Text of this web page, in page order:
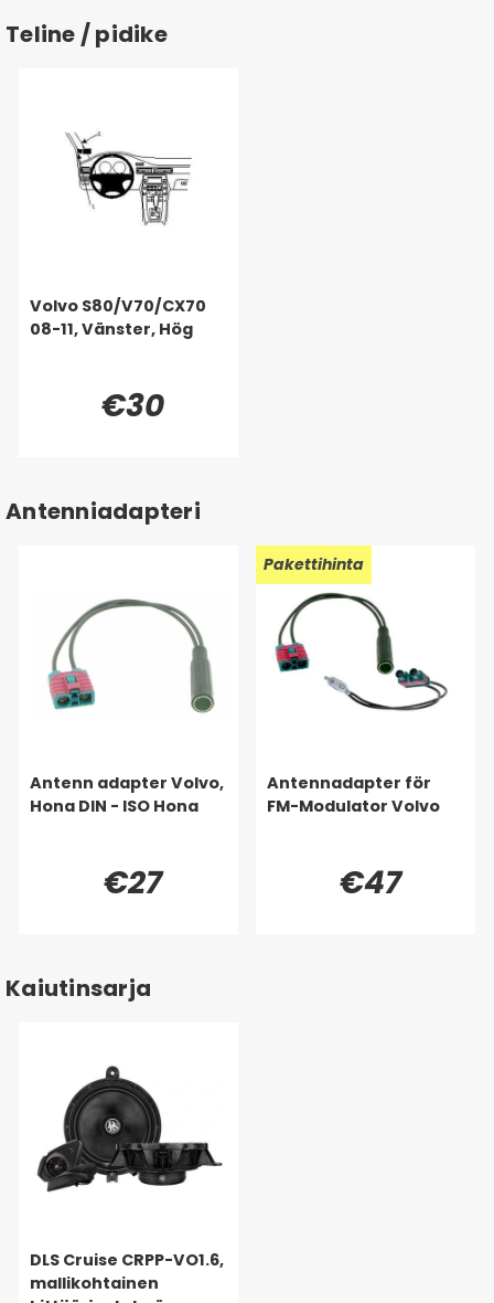
Teline / pidike
Volvo S80/V70/CX70
08-11, Vänster, Hög
€30
Antenniadapteri
Antenn adapter Volvo,
Hona DIN - ISO Hona
€27
Pakettihinta
Antennadapter för
FM-Modulator Volvo
€47
Kaiutinsarja
DLS Cruise CRPP-VO1.6,
mallikohtainen